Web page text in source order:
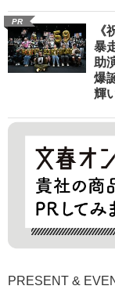
PR
《
暴
助
爆
輝
PRESENT &